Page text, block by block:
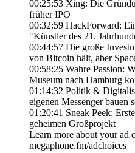
00:25:53 Xing: Die
früher IPO
00:32:59 HackForward:
"Künstler des 21.
00:44:57 Die große
von Bitcoin hält, aber
00:58:25 Wahre Passion:
Museum nach Hamburg
01:14:32 Politik &
eigenen Messenger bauen
01:20:41 Sneak Peek:
geheimen Großprojekt
Learn more about your ad
megaphone.fm/adchoices